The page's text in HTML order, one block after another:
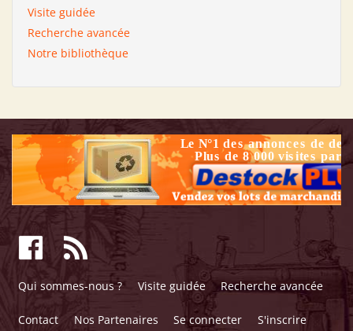
Visite guidée
Recherche avancée
Notre bibliothèque
Qui sommes-nous ? Visite guidée Recherche avancée
Contact Nos Partenaires Se connecter
S'inscrire